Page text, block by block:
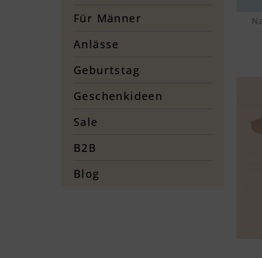
Für Männer
Anlässe
Geburtstag
Geschenkideen
Sale
B2B
Blog